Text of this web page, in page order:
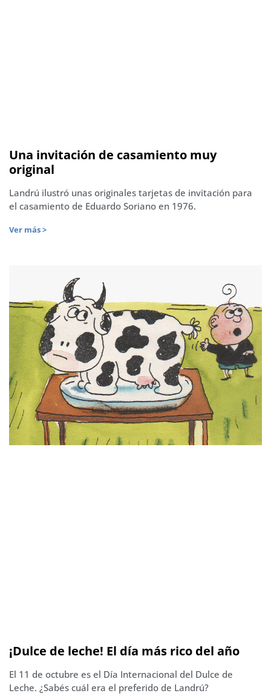
Una invitación de casamiento muy
original
Landrú ilustró unas originales tarjetas de invitación para
el casamiento de Eduardo Soriano en 1976.
Ver más >
¡Dulce de leche! El día más rico del año
El 11 de octubre es el Día Internacional del Dulce de
Leche. ¿Sabés cuál era el preferido de Landrú?